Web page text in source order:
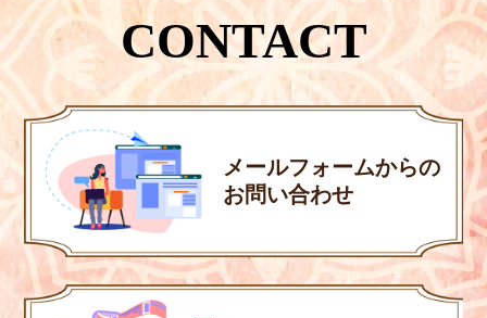
CONTACT
メールフォームからの
お問い合わせ